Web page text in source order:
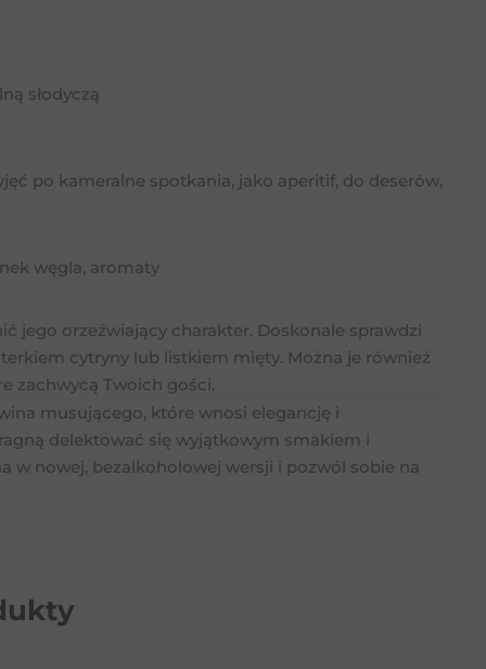
słodyczą
po kameralne spotkania, jako aperitif, do deserów,
węgla, aromaty
jego orzeźwiający charakter. Doskonale sprawdzi
cytryny lub listkiem mięty. Można je również
zachwycą Twoich gości.
musującego, które wnosi elegancję i
delektować się wyjątkowym smakiem i
w nowej, bezalkoholowej wersji i pozwól sobie na